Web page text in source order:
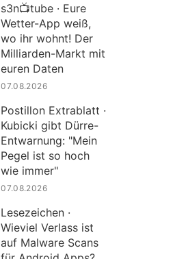
s3n📺tube · Eure
Wetter-App weiß,
wo ihr wohnt! Der
Milliarden-Markt mit
euren Daten
07.08.2026
Postillon Extrablatt ·
Kubicki gibt Dürre-
Entwarnung: "Mein
Pegel ist so hoch
wie immer"
07.08.2026
Lesezeichen ·
Wieviel Verlass ist
auf Malware Scans